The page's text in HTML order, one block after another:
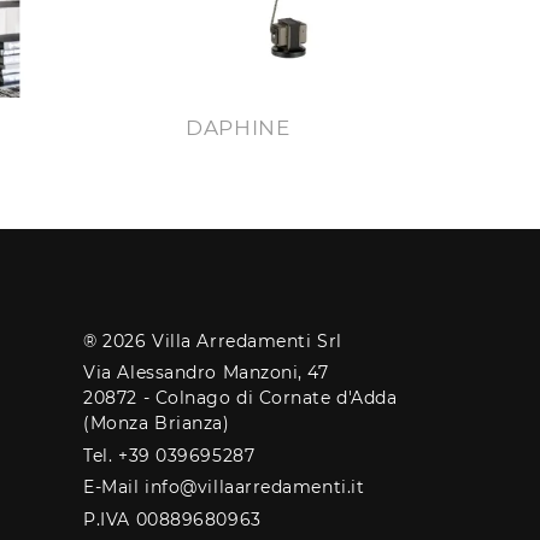
DAPHINE
® 2026 Villa Arredamenti Srl
Via Alessandro Manzoni, 47
20872 - Colnago di Cornate d'Adda
(Monza Brianza)
Tel. +39 039695287
E-Mail info@villaarredamenti.it
P.IVA 00889680963